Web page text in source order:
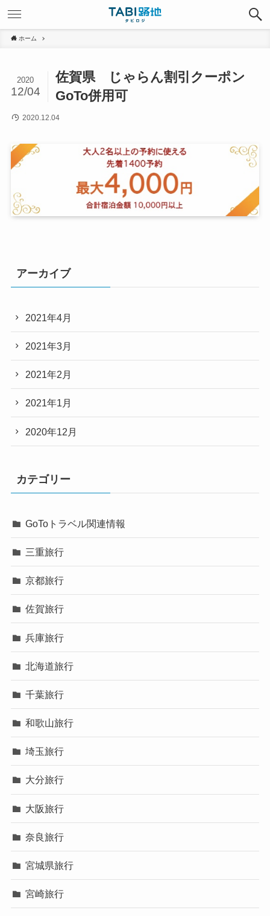
ホーム
佐賀県 じゃらん割引クーポン
GoTo併用可
2020
12/04
2020.12.04
アーカイブ
2021年4月
2021年3月
2021年2月
2021年1月
2020年12月
カテゴリー
GoToトラベル関連情報
三重旅行
京都旅行
佐賀旅行
兵庫旅行
北海道旅行
千葉旅行
和歌山旅行
埼玉旅行
大分旅行
大阪旅行
奈良旅行
宮城県旅行
宮崎旅行